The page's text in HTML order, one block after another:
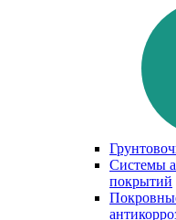
Системы
покрытий